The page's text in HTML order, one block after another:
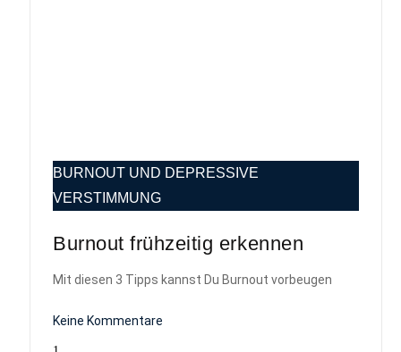
BURNOUT UND DEPRESSIVE
VERSTIMMUNG
Burnout frühzeitig erkennen​
Mit diesen 3 Tipps kannst Du Burnout vorbeugen
Keine Kommentare